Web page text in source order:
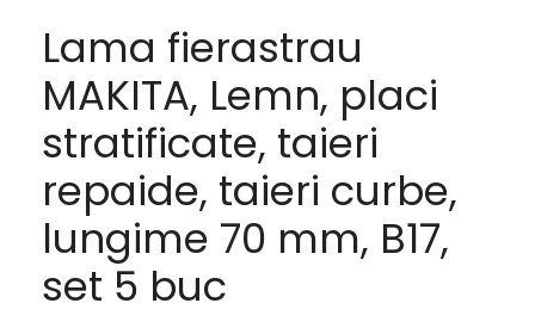
Lama fierastrau
MAKITA, Lemn, placi
stratificate, taieri
repaide, taieri curbe,
lungime 70 mm, B17,
set 5 buc